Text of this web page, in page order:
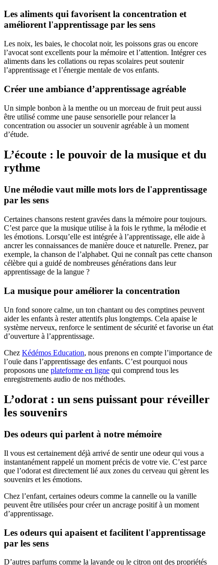
Les aliments qui favorisent la concentration et
améliorent l'apprentissage par les sens
Les noix, les baies, le chocolat noir, les poissons gras ou encore
l’avocat sont excellents pour la mémoire et l’attention. Intégrer ces
aliments dans les collations ou repas scolaires peut soutenir
l’apprentissage et l’énergie mentale de vos enfants.
Créer une ambiance d’apprentissage agréable
Un simple bonbon à la menthe ou un morceau de fruit peut aussi
être utilisé comme une pause sensorielle pour relancer la
concentration ou associer un souvenir agréable à un moment
d’étude.
L’écoute : le pouvoir de la musique et du
rythme
Une mélodie vaut mille mots lors de l'apprentissage
par les sens
Certaines chansons restent gravées dans la mémoire pour toujours.
C’est parce que la musique utilise à la fois le rythme, la mélodie et
les émotions. Lorsqu’elle est intégrée à l’apprentissage, elle aide à
ancrer les connaissances de manière douce et naturelle. Prenez, par
exemple, la chanson de l’alphabet. Qui ne connaît pas cette chanson
célèbre qui a guidé de nombreuses générations dans leur
apprentissage de la langue ?
La musique pour améliorer la concentration
Un fond sonore calme, un ton chantant ou des comptines peuvent
aider les enfants à rester attentifs plus longtemps. Cela apaise le
système nerveux, renforce le sentiment de sécurité et favorise un état
d’ouverture à l’apprentissage.
Chez Kédémos Education, nous prenons en compte l’importance de
l’ouïe dans l’apprentissage des enfants. C’est pourquoi nous
proposons une plateforme en ligne qui comprend tous les
enregistrements audio de nos méthodes.
L’odorat : un sens puissant pour réveiller
les souvenirs
Des odeurs qui parlent à notre mémoire
Il vous est certainement déjà arrivé de sentir une odeur qui vous a
instantanément rappelé un moment précis de votre vie. C’est parce
que l’odorat est directement lié aux zones du cerveau qui gèrent les
souvenirs et les émotions.
Chez l’enfant, certaines odeurs comme la cannelle ou la vanille
peuvent être utilisées pour créer un ancrage positif à un moment
d’apprentissage.
Les odeurs qui apaisent et facilitent l'apprentissage
par les sens
D’autres parfums comme la lavande ou le citron ont des propriétés